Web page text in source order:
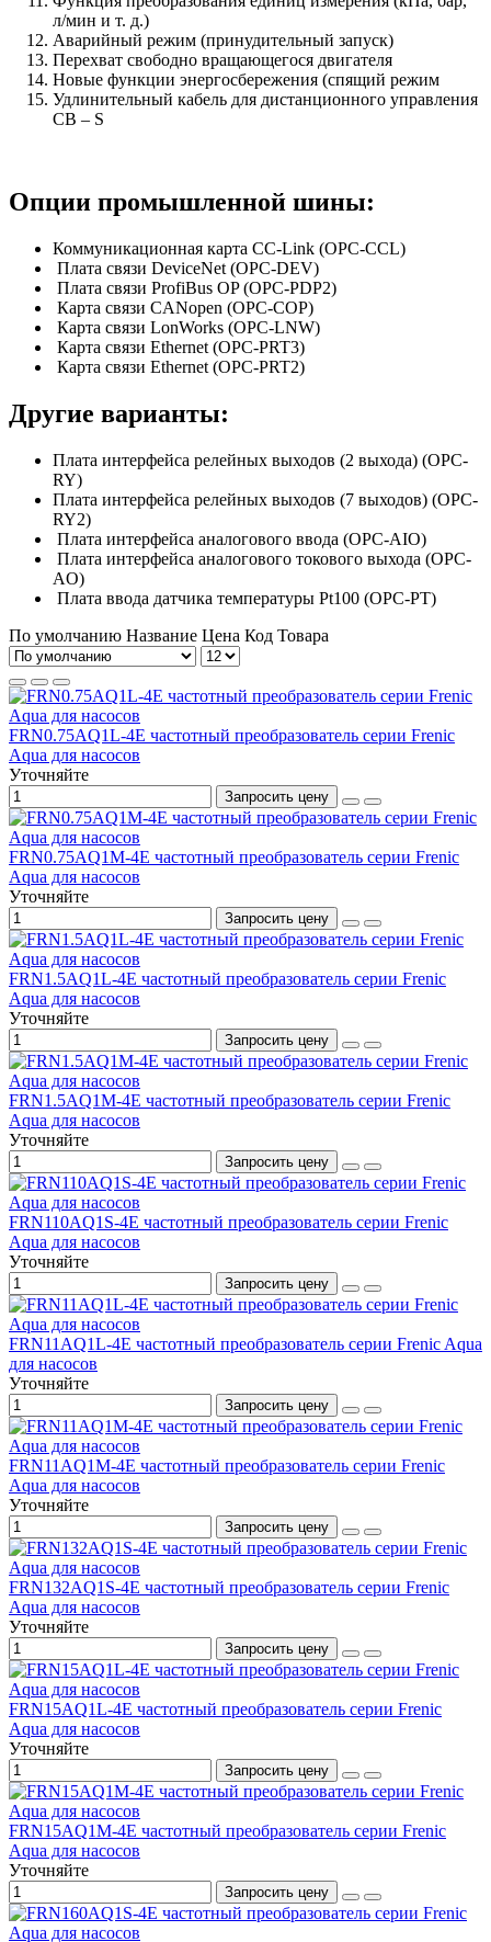
л/мин и т. д.)
Аварийный режим (принудительный запуск)
Перехват свободно вращающегося двигателя
Новые функции энергосбережения (спящий режим
Удлинительный кабель для дистанционного управления
CB – S
Опции промышленной шины:
Коммуникационная карта CC-Link (OPC-CCL)
Плата связи DeviceNet (OPC-DEV)
Плата связи ProfiBus OP (OPC-PDP2)
Карта связи CANopen (OPC-COP)
Карта связи LonWorks (OPC-LNW)
Карта связи Ethernet (OPC-PRT3)
Карта связи Ethernet (OPC-PRT2)
Другие варианты:
Плата интерфейса релейных выходов (2 выхода) (OPC-
RY)
Плата интерфейса релейных выходов (7 выходов) (OPC-
RY2)
Плата интерфейса аналогового ввода (OPC-AIO)
Плата интерфейса аналогового токового выхода (OPC-
AO)
Плата ввода датчика температуры Pt100 (OPC-PT)
По умолчанию Название Цена Код Товара
FRN0.75AQ1L-4E частотный преобразователь серии Frenic
Aqua для насосов
Уточняйте
Запросить цену
FRN0.75AQ1M-4E частотный преобразователь серии Frenic
Aqua для насосов
Уточняйте
Запросить цену
FRN1.5AQ1L-4E частотный преобразователь серии Frenic
Aqua для насосов
Уточняйте
Запросить цену
FRN1.5AQ1M-4E частотный преобразователь серии Frenic
Aqua для насосов
Уточняйте
Запросить цену
FRN110AQ1S-4E частотный преобразователь серии Frenic
Aqua для насосов
Уточняйте
Запросить цену
FRN11AQ1L-4E частотный преобразователь серии Frenic Aqua
для насосов
Уточняйте
Запросить цену
FRN11AQ1M-4E частотный преобразователь серии Frenic
Aqua для насосов
Уточняйте
Запросить цену
FRN132AQ1S-4E частотный преобразователь серии Frenic
Aqua для насосов
Уточняйте
Запросить цену
FRN15AQ1L-4E частотный преобразователь серии Frenic
Aqua для насосов
Уточняйте
Запросить цену
FRN15AQ1M-4E частотный преобразователь серии Frenic
Aqua для насосов
Уточняйте
Запросить цену